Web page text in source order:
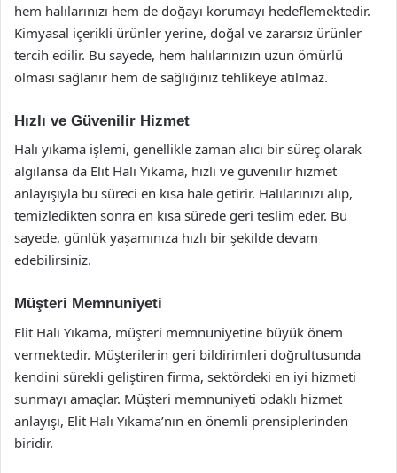
hem halılarınızı hem de doğayı korumayı hedeflemektedir.
Kimyasal içerikli ürünler yerine, doğal ve zararsız ürünler
tercih edilir. Bu sayede, hem halılarınızın uzun ömürlü
olması sağlanır hem de sağlığınız tehlikeye atılmaz.
Hızlı ve Güvenilir Hizmet
Halı yıkama işlemi, genellikle zaman alıcı bir süreç olarak
algılansa da Elit Halı Yıkama, hızlı ve güvenilir hizmet
anlayışıyla bu süreci en kısa hale getirir. Halılarınızı alıp,
temizledikten sonra en kısa sürede geri teslim eder. Bu
sayede, günlük yaşamınıza hızlı bir şekilde devam
edebilirsiniz.
Müşteri Memnuniyeti
Elit Halı Yıkama, müşteri memnuniyetine büyük önem
vermektedir. Müşterilerin geri bildirimleri doğrultusunda
kendini sürekli geliştiren firma, sektördeki en iyi hizmeti
sunmayı amaçlar. Müşteri memnuniyeti odaklı hizmet
anlayışı, Elit Halı Yıkama’nın en önemli prensiplerinden
biridir.